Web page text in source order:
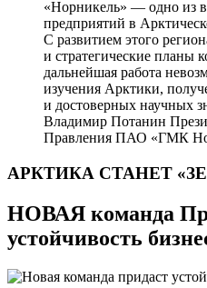
«Норникель» — одно из
предприятий в
С развитием этого
и стратегические планы
дальнейшая работа
изучения Арктики,
и достоверных научных
Владимир Потанин
Правления ПАО «ГМК
АРКТИКА СТАНЕТ
НОВАЯ команда
устойчивость